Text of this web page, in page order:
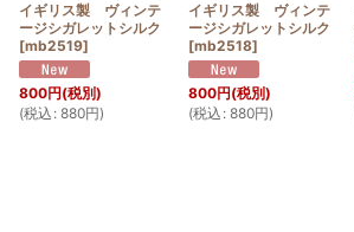
イギリス製 ヴィンテ
ージシガレットシルク
[mb2519]
800円(税別)
(税込 : 880円)
イギリス製 ヴィンテ
ージシガレットシルク
[mb2518]
800円(税別)
(税込 : 880円)